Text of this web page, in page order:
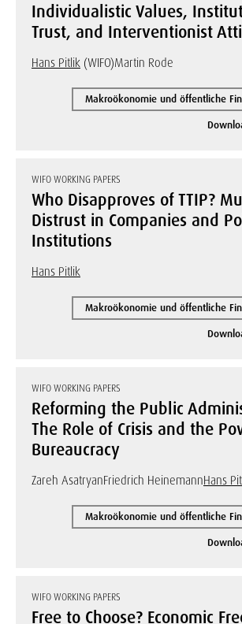
Individualistic Values,
Trust, and Interventionist
Hans Pitlik (WIFO)Martin Rode
Makroökonomie und öffentliche
WIFO WORKING PAPERS
Who Disapproves of TTIP?
Distrust in Companies and
Institutions
Hans Pitlik
Makroökonomie und öffentliche
WIFO WORKING PAPERS
Reforming the Public
The Role of Crisis and the
Bureaucracy
Zareh AsatryanFriedrich HeinemannHans
Makroökonomie und öffentliche
WIFO WORKING PAPERS
Free to Choose? Economic